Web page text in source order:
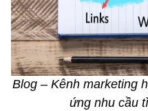
Blog – Kênh marketing
ứng nhu cầu